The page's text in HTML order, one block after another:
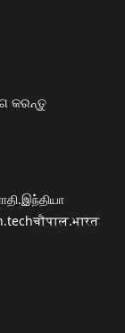
କରନ୍ତୁ
चौपाल.भारत